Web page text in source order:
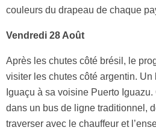
couleurs du drapeau de chaque
Vendredi 28 Août
Après les chutes côté brésil, le
visiter les chutes côté argentin.
Iguaçu à sa voisine Puerto
dans un bus de ligne traditionnel,
traverser avec le chauffeur et